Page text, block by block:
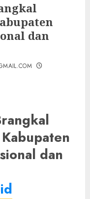
dan
dan